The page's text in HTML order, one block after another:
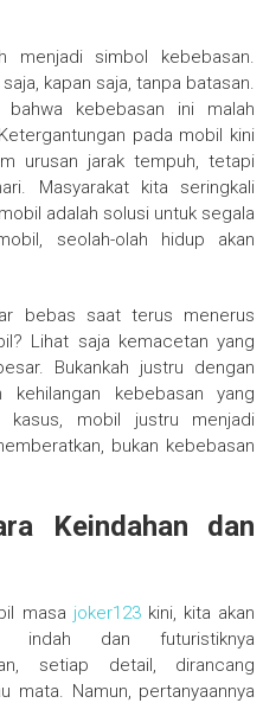
menjadi simbol kebebasan.
kapan saja, tanpa batasan.
bahwa kebebasan ini malah
pada mobil kini
urusan jarak tempuh, tetapi
Masyarakat kita seringkali
adalah solusi untuk segala
seolah-olah hidup akan
bebas saat terus menerus
Lihat saja kemacetan yang
Bukankah justru dengan
kebebasan yang
kasus, mobil justru menjadi
bukan kebebasan
Keindahan dan
masa joker123kini, kita akan
indah dan futuristiknya
setiap detail, dirancang
mata. Namun, pertanyaannya